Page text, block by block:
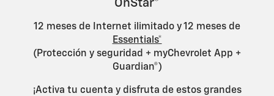
OnStar®
12 meses de Internet ilimitado y 12 meses de
Essentials*
(Protección y seguridad + myChevrolet App +
Guardian®)
¡Activa tu cuenta y disfruta de estos grandes